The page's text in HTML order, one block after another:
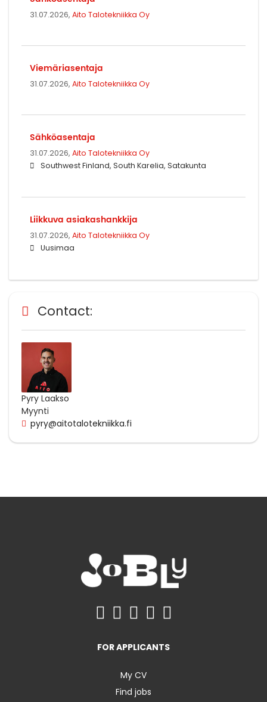
31.07.2026, Aito Talotekniikka Oy
Viemäriasentaja
31.07.2026, Aito Talotekniikka Oy
Sähköasentaja
31.07.2026, Aito Talotekniikka Oy
Southwest Finland, South Karelia, Satakunta
Liikkuva asiakashankkija
31.07.2026, Aito Talotekniikka Oy
Uusimaa
Contact:
Pyry Laakso
Myynti
pyry@aitotalotekniikka.fi
FOR APPLICANTS
My CV
Find jobs